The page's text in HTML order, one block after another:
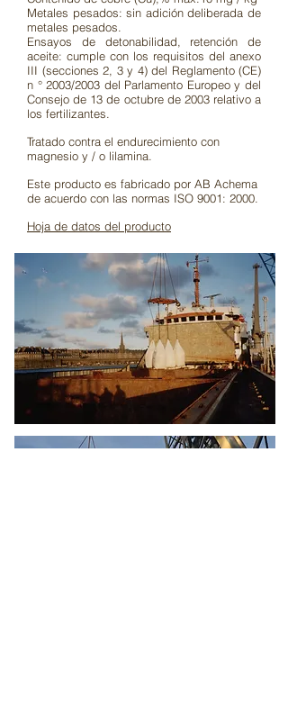
Metales pesados: sin adición deliberada de
metales pesados.
Ensayos de detonabilidad, retención de
aceite: cumple con los requisitos del anexo
III (secciones 2, 3 y 4) del Reglamento (CE)
n ° 2003/2003 del Parlamento Europeo y del
Consejo de 13 de octubre de 2003 relativo a
los fertilizantes.
Tratado contra el endurecimiento con
magnesio y / o lilamina.
Este producto es fabricado por AB Achema
de acuerdo con las normas ISO 9001: 2000.
Hoja de datos del producto